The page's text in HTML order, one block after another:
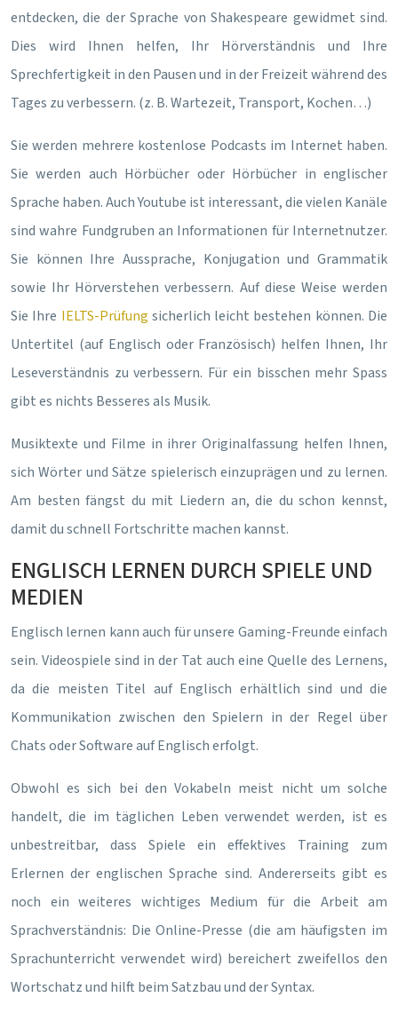
entdecken, die der Sprache von Shakespeare gewidmet sind.
Dies wird Ihnen helfen, Ihr Hörverständnis und Ihre
Sprechfertigkeit in den Pausen und in der Freizeit während des
Tages zu verbessern. (z. B. Wartezeit, Transport, Kochen…)
Sie werden mehrere kostenlose Podcasts im Internet haben.
Sie werden auch Hörbücher oder Hörbücher in englischer
Sprache haben. Auch Youtube ist interessant, die vielen Kanäle
sind wahre Fundgruben an Informationen für Internetnutzer.
Sie können Ihre Aussprache, Konjugation und Grammatik
sowie Ihr Hörverstehen verbessern. Auf diese Weise werden
Sie Ihre IELTS-Prüfung sicherlich leicht bestehen können. Die
Untertitel (auf Englisch oder Französisch) helfen Ihnen, Ihr
Leseverständnis zu verbessern. Für ein bisschen mehr Spass
gibt es nichts Besseres als Musik.
Musiktexte und Filme in ihrer Originalfassung helfen Ihnen,
sich Wörter und Sätze spielerisch einzuprägen und zu lernen.
Am besten fängst du mit Liedern an, die du schon kennst,
damit du schnell Fortschritte machen kannst.
ENGLISCH LERNEN DURCH SPIELE UND
MEDIEN
Englisch lernen kann auch für unsere Gaming-Freunde einfach
sein. Videospiele sind in der Tat auch eine Quelle des Lernens,
da die meisten Titel auf Englisch erhältlich sind und die
Kommunikation zwischen den Spielern in der Regel über
Chats oder Software auf Englisch erfolgt.
Obwohl es sich bei den Vokabeln meist nicht um solche
handelt, die im täglichen Leben verwendet werden, ist es
unbestreitbar, dass Spiele ein effektives Training zum
Erlernen der englischen Sprache sind. Andererseits gibt es
noch ein weiteres wichtiges Medium für die Arbeit am
Sprachverständnis: Die Online-Presse (die am häufigsten im
Sprachunterricht verwendet wird) bereichert zweifellos den
Wortschatz und hilft beim Satzbau und der Syntax.